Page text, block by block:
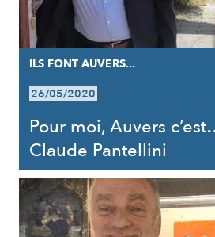
ILS FONT AUVERS...
26/05/2020
Pour moi, Auvers
Claude Pantellini